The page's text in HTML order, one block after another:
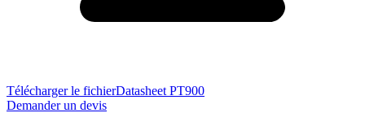
Télécharger le fichierDatasheet PT900
Demander un devis